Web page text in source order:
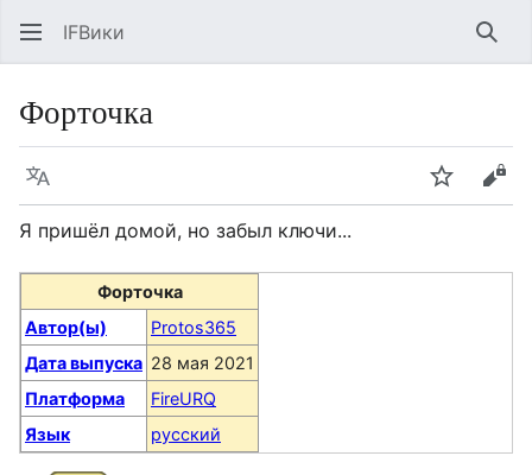
IFВики
Форточка
Язык Следить
Я пришёл домой, но забыл ключи...
Форточка
Автор(ы)
Protos365
Дата выпуска 28 мая 2021
Платформа
FireURQ
Язык
русский